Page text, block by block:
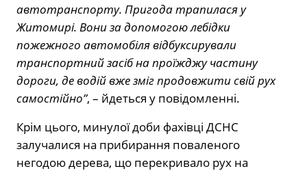
автотранспорту. Пригода трапилася у
Житомирі. Вони за допомогою лебідки
пожежного автомобіля відбуксирували
транспортний засіб на проїжджу частину
дороги, де водій вже зміг продовжити свій рух
самостійно”, – йдеться у повідомленні.
Крім цього, минулої доби фахівці ДСНС
залучалися на прибирання поваленого
негодою дерева, що перекривало рух на